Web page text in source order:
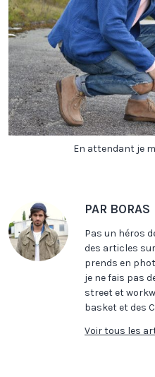
En attendant je
PAR BORAS
Pas un héros
des articles
prends en
je ne fais pas
street et
basket et des
Voir tous les